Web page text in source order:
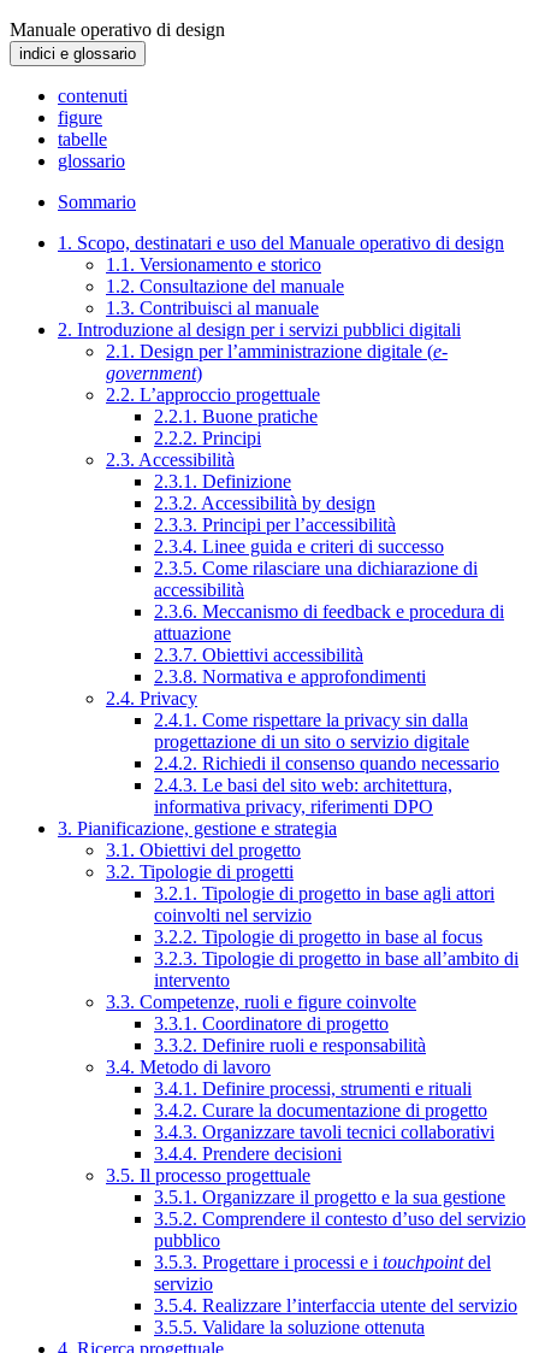
Manuale operativo di design
indici e glossario
contenuti
figure
tabelle
glossario
Sommario
1. Scopo, destinatari e uso del Manuale operativo di design
1.1. Versionamento e storico
1.2. Consultazione del manuale
1.3. Contribuisci al manuale
2. Introduzione al design per i servizi pubblici digitali
2.1. Design per l’amministrazione digitale (e-
government)
2.2. L’approccio progettuale
2.2.1. Buone pratiche
2.2.2. Principi
2.3. Accessibilità
2.3.1. Definizione
2.3.2. Accessibilità by design
2.3.3. Principi per l’accessibilità
2.3.4. Linee guida e criteri di successo
2.3.5. Come rilasciare una dichiarazione di
accessibilità
2.3.6. Meccanismo di feedback e procedura di
attuazione
2.3.7. Obiettivi accessibilità
2.3.8. Normativa e approfondimenti
2.4. Privacy
2.4.1. Come rispettare la privacy sin dalla
progettazione di un sito o servizio digitale
2.4.2. Richiedi il consenso quando necessario
2.4.3. Le basi del sito web: architettura,
informativa privacy, riferimenti DPO
3. Pianificazione, gestione e strategia
3.1. Obiettivi del progetto
3.2. Tipologie di progetti
3.2.1. Tipologie di progetto in base agli attori
coinvolti nel servizio
3.2.2. Tipologie di progetto in base al focus
3.2.3. Tipologie di progetto in base all’ambito di
intervento
3.3. Competenze, ruoli e figure coinvolte
3.3.1. Coordinatore di progetto
3.3.2. Definire ruoli e responsabilità
3.4. Metodo di lavoro
3.4.1. Definire processi, strumenti e rituali
3.4.2. Curare la documentazione di progetto
3.4.3. Organizzare tavoli tecnici collaborativi
3.4.4. Prendere decisioni
3.5. Il processo progettuale
3.5.1. Organizzare il progetto e la sua gestione
3.5.2. Comprendere il contesto d’uso del servizio
pubblico
3.5.3. Progettare i processi e i touchpointdel
servizio
3.5.4. Realizzare l’interfaccia utente del servizio
3.5.5. Validare la soluzione ottenuta
4. Ricerca progettuale